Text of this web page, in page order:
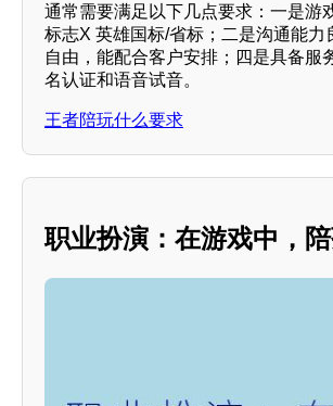
通常需要满足以下几点要求：一是游
标志X 英雄国标/省标；二是沟通能
自由，能配合客户安排；四是具备服
名认证和语音试音。
王者陪玩什么要求
职业扮演：在游戏中，